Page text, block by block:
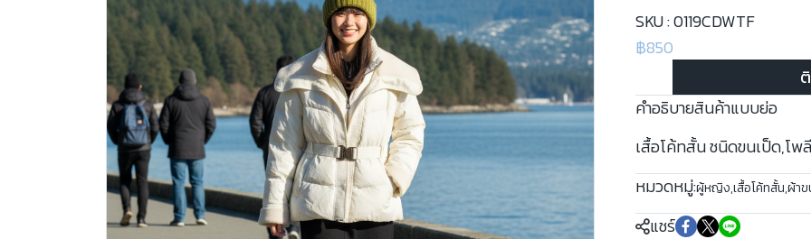
SKU : 0119CDWTF
฿850
คำอธิบายสินค้าแบบย่อ
เสื้อโค้ทสั้น ชนิดขนเป็ด,โพ
หมวดหมู่:ผู้หญิง,เสื้อโค้ทสั้น,ผ้าข
แชร์